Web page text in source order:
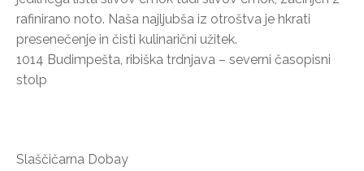
rafinirano noto. Naša najljubša iz otroštva je hkrati
presenečenje in čisti kulinarični užitek.
1014 Budimpešta, ribiška trdnjava – severni časopisni
stolp
Slaščičarna Dobay